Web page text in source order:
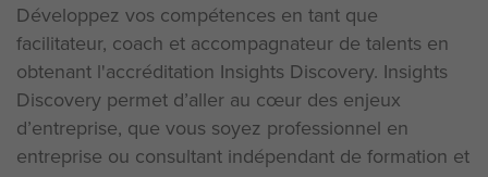
Développez vos compétences en tant que
facilitateur, coach et accompagnateur de talents en
obtenant l'accréditation Insights Discovery. Insights
Discovery permet d’aller au cœur des enjeux
d’entreprise, que vous soyez professionnel en
entreprise ou consultant indépendant de formation et